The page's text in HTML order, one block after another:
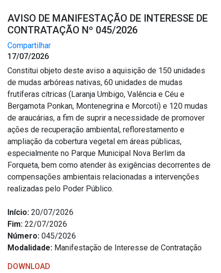
Publicações
Diário Oficial (Novo)
Diário Oficial (Até 30/04)
Recursos Humanos
Processo Seletivo
Seletivo Simplificado
Concursos
Instruções Normativas
Licitações
Dispensas e Inexigibilidades
Chamamentos Públicos
Leis, Decretos e Portarias
AVISO DE MANIFESTAÇÃO DE INTERESSE DE
CONTRATAÇÃO Nº 045/2026
Compartilhar
17/07/2026
Constitui objeto deste aviso a aquisição de 150 unidades
de mudas arbóreas nativas, 60 unidades de mudas
frutíferas cítricas (Laranja Umbigo, Valência e Céu e
Bergamota Ponkan, Montenegrina e Morcoti) e 120 mudas
de araucárias, a fim de suprir a necessidade de promover
ações de recuperação ambiental, reflorestamento e
ampliação da cobertura vegetal em áreas públicas,
especialmente no Parque Municipal Nova Berlim da
Forqueta, bem como atender às exigências decorrentes de
compensações ambientais relacionadas a intervenções
realizadas pelo Poder Público.
Início: 20/07/2026
Fim: 22/07/2026
Número: 045/2026
Modalidade: Manifestação de Interesse de Contratação
DOWNLOAD